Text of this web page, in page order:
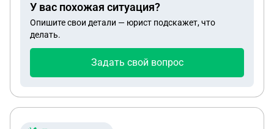
У вас похожая ситуация?
Опишите свои детали — юрист подскажет, что
делать.
Задать свой вопрос